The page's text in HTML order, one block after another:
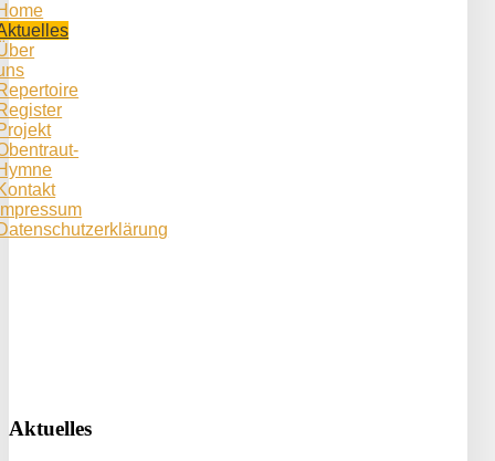
Aktuelles